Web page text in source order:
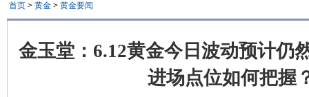
首页> 黄金> 黄金要闻
金玉堂：6.12黄金今日波动预计仍
进场点位如何把握